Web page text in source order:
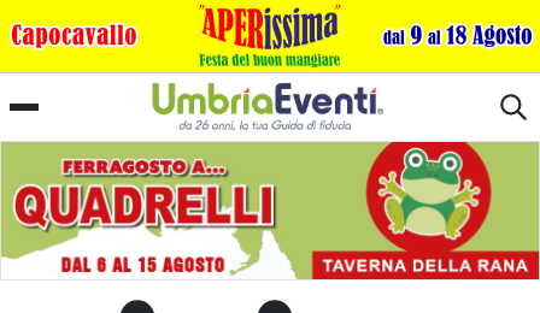
EVOluzione Vetralla Terra dell'Olio